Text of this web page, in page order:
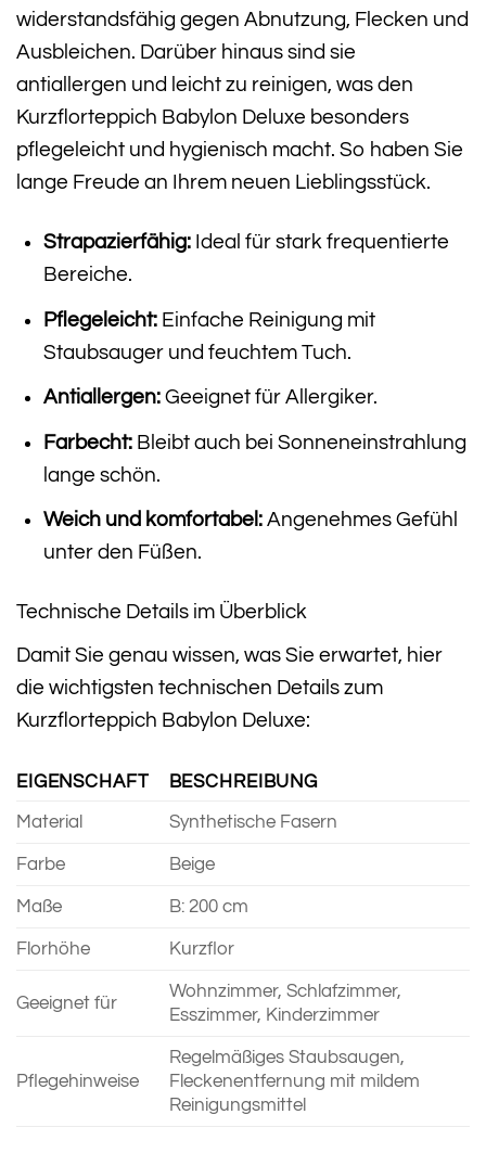
widerstandsfähig gegen Abnutzung, Flecken und
Ausbleichen. Darüber hinaus sind sie
antiallergen und leicht zu reinigen, was den
Kurzflorteppich Babylon Deluxe besonders
pflegeleicht und hygienisch macht. So haben Sie
lange Freude an Ihrem neuen Lieblingsstück.
Strapazierfähig:Ideal für stark frequentierte
Bereiche.
Pflegeleicht:Einfache Reinigung mit
Staubsauger und feuchtem Tuch.
Antiallergen:Geeignet für Allergiker.
Farbecht:Bleibt auch bei Sonneneinstrahlung
lange schön.
Weich und komfortabel:Angenehmes Gefühl
unter den Füßen.
Technische Details im Überblick
Damit Sie genau wissen, was Sie erwartet, hier
die wichtigsten technischen Details zum
Kurzflorteppich Babylon Deluxe:
EIGENSCHAFT BESCHREIBUNG
Material Synthetische Fasern
Farbe Beige
Maße B: 200 cm
Florhöhe Kurzflor
Geeignet für
Wohnzimmer, Schlafzimmer,
Esszimmer, Kinderzimmer
Pflegehinweise
Regelmäßiges Staubsaugen,
Fleckenentfernung mit mildem
Reinigungsmittel